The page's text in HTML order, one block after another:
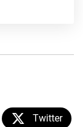
Twitter